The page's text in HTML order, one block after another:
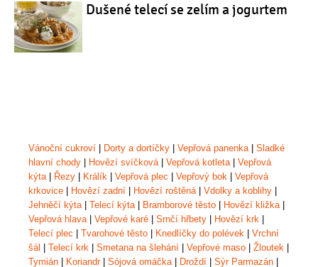
Dušené telecí se zelím a jogurtem
Vánoční cukroví Dorty a dortíčky Vepřová panenka| Sladké
hlavní chody
Hovězí svíčková| Vepřová kotleta| Vepřová
kýta| Řezy Králík Vepřová plec Vepřový bok
Vepřová
krkovice
Hovězí zadní Hovězí roštěná| Vdolky a koblihy
Jehněčí kýta| Telecí kýta| Bramborové těsto Hovězí kližka|
Vepřová hlava| Vepřové karé Srnčí hřbety Hovězí krk
Telecí plec
Tvarohové těsto Knedlíčky do polévek
Vrchní
šál
Telecí krk Smetana na šlehání Vepřové maso Žloutek
Tymián
Koriandr| Sójová omáčka| Droždí Sýr Parmazán